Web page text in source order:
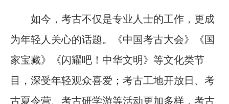
如今，考古不仅是专业人士的工作，更成
为年轻人关心的话题。《中国考古大会》《国
家宝藏》《闪耀吧！中华文明》等文化类节
目，深受年轻观众喜爱；考古工地开放日、考
古夏令营、考古研学游等活动更加多样，考古